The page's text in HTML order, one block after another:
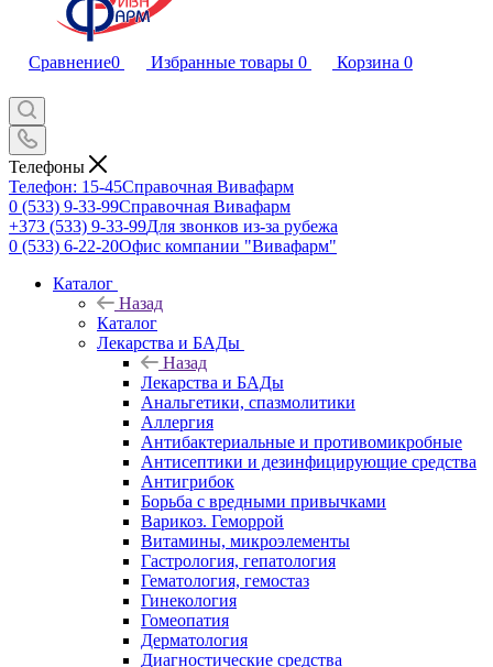
Сравнение0 Избранные товары 0 Корзина 0
Телефоны
Телефон: 15-45Справочная Вивафарм
0 (533) 9-33-99Справочная Вивафарм
+373 (533) 9-33-99Для звонков из-за рубежа
0 (533) 6-22-20Офис компании "Вивафарм"
Каталог
Назад
Каталог
Лекарства и БАДы
Назад
Лекарства и БАДы
Анальгетики, спазмолитики
Аллергия
Антибактериальные и противомикробные
Антисептики и дезинфицирующие средства
Антигрибок
Борьба с вредными привычками
Варикоз. Геморрой
Витамины, микроэлементы
Гастрология, гепатология
Гематология, гемостаз
Гинекология
Гомеопатия
Дерматология
Диагностические средства